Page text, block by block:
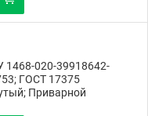
1468-020-39918642-
ГОСТ 17375
Приварной